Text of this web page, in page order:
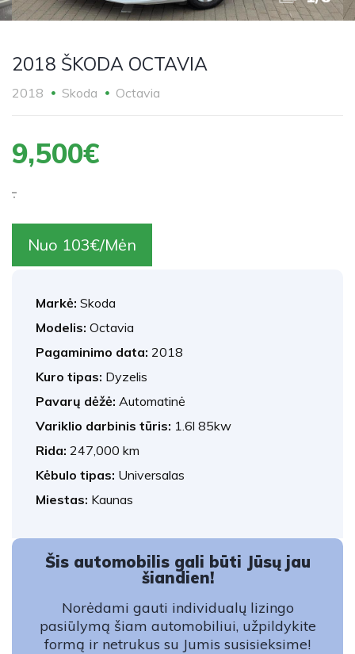
2018 ŠKODA OCTAVIA
2018 Skoda Octavia
9,500€
.
Nuo 103€/Mėn
Markė: Skoda
Modelis: Octavia
Pagaminimo data: 2018
Kuro tipas: Dyzelis
Pavarų dėžė: Automatinė
Variklio darbinis tūris: 1.6l 85kw
Rida: 247,000 km
Kėbulo tipas: Universalas
Miestas: Kaunas
Šis automobilis gali būti Jūsų jau
šiandien!
Norėdami gauti individualų lizingo
pasiūlymą šiam automobiliui, užpildykite
formą ir netrukus su Jumis susisieksime!